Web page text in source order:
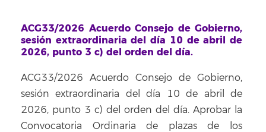
ACG33/2026 Acuerdo Consejo de Gobierno,
sesión extraordinaria del día 10 de abril de
2026, punto 3 c) del orden del día.
ACG33/2026 Acuerdo Consejo de Gobierno,
sesión extraordinaria del día 10 de abril de
2026, punto 3 c) del orden del día. Aprobar la
Convocatoria Ordinaria de plazas de los